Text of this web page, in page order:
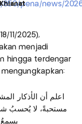
11/2025),
menjadi
hingga terdengar
اعلم أن الأذكار
مستحبةً، لا يُحسبُ